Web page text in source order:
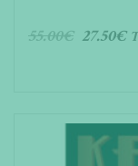
55.00€ 27.50€